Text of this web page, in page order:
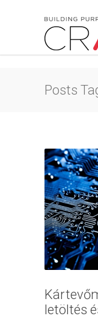
Posts
letöltés